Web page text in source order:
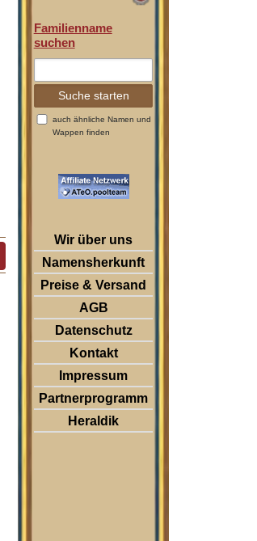
Familienname
suchen
auch ähnliche Namen und
Wappen finden
Wir über uns
Namensherkunft
Preise & Versand
AGB
Datenschutz
Kontakt
Impressum
Partnerprogramm
Heraldik